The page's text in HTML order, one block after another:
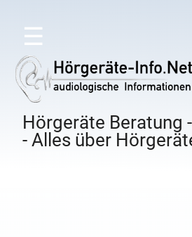
☰
Hörgeräte Beratung
- Alles über